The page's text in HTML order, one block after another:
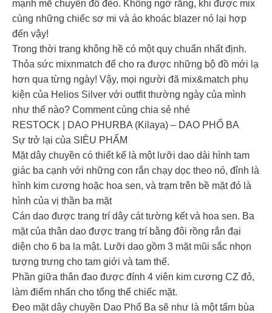
mạnh mẽ chuyên đổ đèo. Không ngờ rằng, khi được mix
cùng những chiếc sơ mi và áo khoác blazer nó lại hợp
đến vậy!
Trong thời trang không hề có một quy chuẩn nhất định.
Thỏa sức mixnmatch để cho ra được những bộ đồ mới lạ
hơn qua từng ngày! Vậy, mọi người đã mix&match phụ
kiện của Helios Silver với outfit thường ngày của mình
như thế nào? Comment cùng chia sẻ nhé
RESTOCK | DAO PHURBA (Kilaya) – DAO PHỔ BA
Sự trở lại của SIÊU PHẨM
Mặt dây chuyền có thiết kế là một lưỡi dao dài hình tam
giác ba cạnh với những con rắn chạy dọc theo nó, đỉnh là
hình kim cương hoặc hoa sen, và trạm trên bề mặt đó là
hình của vị thần ba mặt
Cán dao được trang trí dây cát tường kết và hoa sen. Ba
mặt của thân dao được trang trí bằng đôi rồng rắn đại
diện cho 6 ba la mật. Lưỡi dao gồm 3 mặt mũi sắc nhọn
tượng trưng cho tam giới và tam thế.
Phần giữa thân đao được đính 4 viên kim cương CZ đỏ,
làm điểm nhấn cho tổng thể chiếc mặt.
Đeo mặt dây chuyền Dao Phổ Ba sẽ như là một tấm bùa